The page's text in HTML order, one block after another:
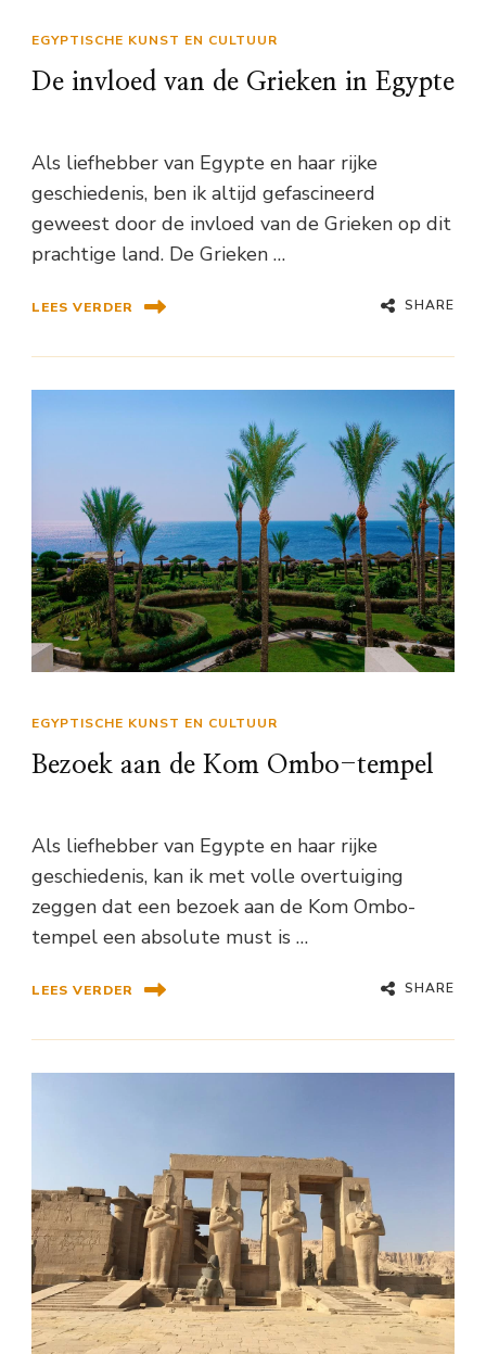
EGYPTISCHE KUNST EN CULTUUR
De invloed van de Grieken in Egypte
Als liefhebber van Egypte en haar rijke
geschiedenis, ben ik altijd gefascineerd
geweest door de invloed van de Grieken op dit
prachtige land. De Grieken …
LEES VERDER SHARE
EGYPTISCHE KUNST EN CULTUUR
Bezoek aan de Kom Ombo-tempel
Als liefhebber van Egypte en haar rijke
geschiedenis, kan ik met volle overtuiging
zeggen dat een bezoek aan de Kom Ombo-
tempel een absolute must is …
LEES VERDER SHARE